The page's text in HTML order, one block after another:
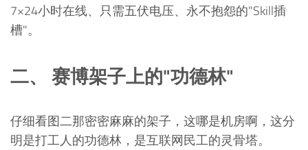
7×24小时在线、只需五伏电压、永不抱怨的"Skill插
槽"。
二、 赛博架子上的"功德林"
仔细看图二那密密麻麻的架子，这哪是机房啊，这分
明是打工人的功德林，是互联网民工的灵骨塔。